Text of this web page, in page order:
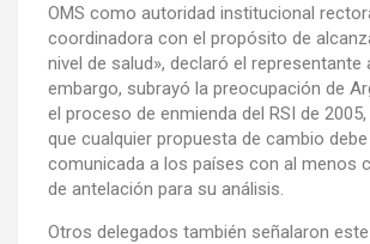
OMS como autoridad institucional
coordinadora con el propósito de
nivel de salud», declaró el representante
embargo, subrayó la preocupación de
el proceso de enmienda del RSI de
que cualquier propuesta de cambio
comunicada a los países con al menos
de antelación para su análisis.
Otros delegados también señalaron